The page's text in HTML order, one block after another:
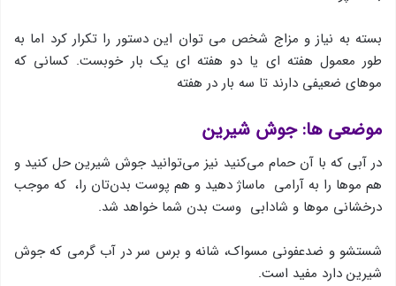
بسته به نیاز و مزاج شخص می توان این دستور را تکرار کرد اما به
طور معمول هفته ای یا دو هفته ای یک بار خوبست. کسانی که
موهای ضعیفی دارند تا سه بار در هفته
موضعی ها: جوش شیرین
در آبی که با آن حمام می‌کنید نیز می‌توانید جوش شیرین حل کنید و
هم موها را به آرامی ماساژ دهید و هم پوست بدن‌تان را، که موجب
درخشانی موها و شادابی وست بدن شما خواهد شد.
شستشو و ضدعفونی مسواک، شانه و برس سر در آب گرمی که جوش
شیرین دارد مفید است.